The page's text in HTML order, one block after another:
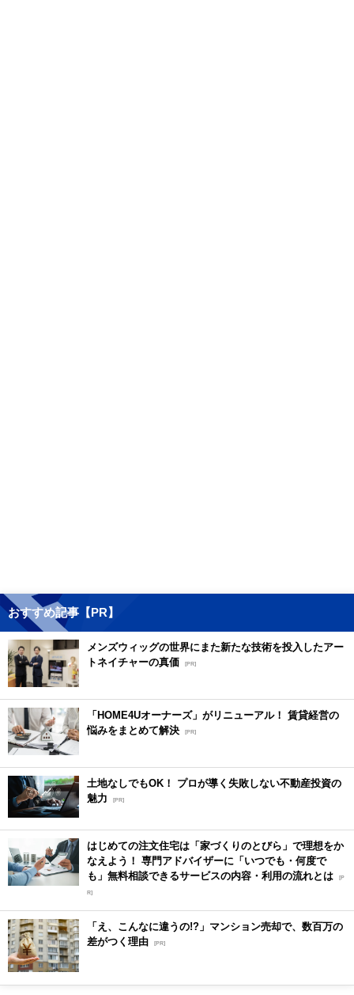
おすすめ記事【PR】
メンズウィッグの世界にまた新たな技術を投入したアー
トネイチャーの真価 [PR]
「HOME4Uオーナーズ」がリニューアル！ 賃貸経営の
悩みをまとめて解決 [PR]
土地なしでもOK！ プロが導く失敗しない不動産投資の
魅力
[PR]
はじめての注文住宅は「家づくりのとびら」で理想をか
なえよう！ 専門アドバイザーに「いつでも・何度で
も」無料相談できるサービスの内容・利用の流れとは [P
R]
「え、こんなに違うの!?」マンション売却で、数百万の
差がつく理由 [PR]